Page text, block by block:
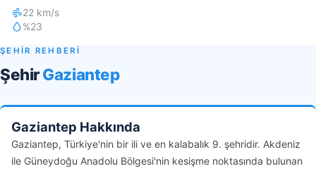
22 km/s
%23
ŞEHİR REHBERİ
ŞehirGaziantep
Gaziantep Hakkında
Gaziantep, Türkiye'nin bir ili ve en kalabalık 9. şehridir. Akdeniz
ile Güneydoğu Anadolu Bölgesi'nin kesişme noktasında bulunan